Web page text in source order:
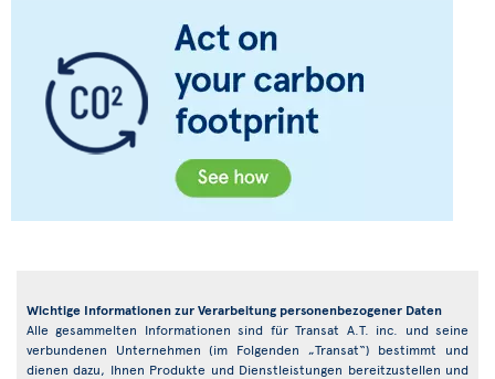
Wichtige Informationen zur Verarbeitung personenbezogener Daten
Alle gesammelten Informationen sind für Transat A.T. inc. und seine
verbundenen Unternehmen (im Folgenden „Transat“) bestimmt und
dienen dazu, Ihnen Produkte und Dienstleistungen bereitzustellen und